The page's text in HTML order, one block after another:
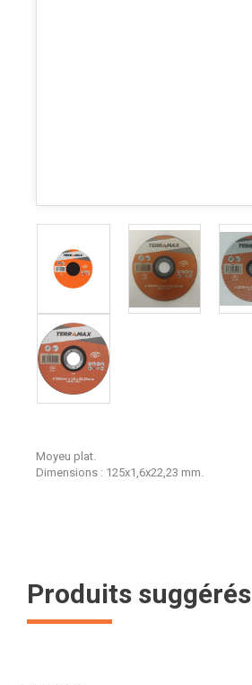
Moyeu plat.
Dimensions : 125x1,6x22,23 mm.
Produits suggérés